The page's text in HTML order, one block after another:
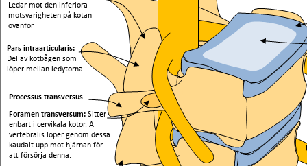
Processus transversus
Ledar mot den inferiora
motsvarigheten på kotan
ovanför
Foramen transversum: Sitter
enbart i cervikala kotor. A
vertebralis löper genom dessa
kaudalt upp mot hjärnan för
att försörja denna.
Pars intraarticularis:
Del av kotbågen som
löper mellan ledytorna